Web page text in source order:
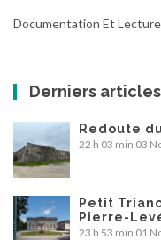
Documentation Et
Derniers articles
Redoute
22 h 03 min 03
Petit
Pierre-
23 h 53 min 01